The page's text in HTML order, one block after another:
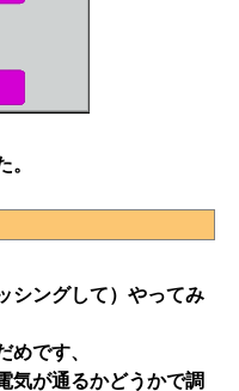
。
シングして）やってみ
めです、
気が通るかどうかで調